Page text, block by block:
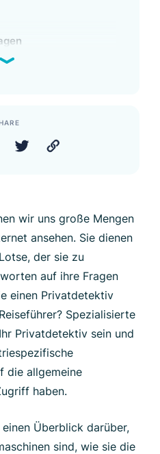
wir uns große Mengen
ansehen. Sie dienen
der sie zu
auf ihre Fragen
einen Privatdetektiv
Spezialisierte
Privatdetektiv sein und
die allgemeine
haben.
Überblick darüber,
sind, wie sie die